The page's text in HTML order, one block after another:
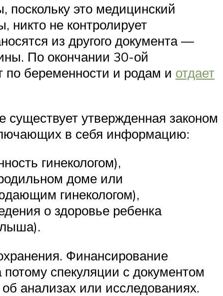
это медицинский
никто не контролирует
из другого документа —
По окончании 30-ой
по беременности и родам и отдает
утвержденная законом
в себя информацию:
гинекологом),
доме или
гинекологом),
о здоровье ребенка
Финансирование
спекуляции с документом
анализах или исследованиях.